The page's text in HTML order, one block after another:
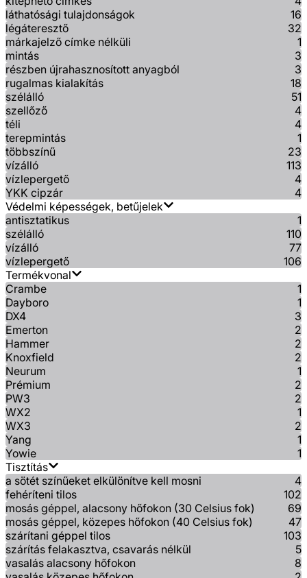
láthatósági tulajdonságok
16
légáteresztő
32
márkajelző címke nélküli
1
mintás
3
részben újrahasznosított anyagból
3
rugalmas kialakítás
18
szélálló
51
szellőző
4
téli
4
terepmintás
1
többszínű
23
vízálló
113
vízlepergető
4
YKK cipzár
4
Védelmi képességek, betűjelek
antisztatikus
1
szélálló
110
vízálló
77
vízlepergető
106
Termékvonal
Crambe
1
Dayboro
1
DX4
3
Emerton
2
Hammer
2
Knoxfield
2
Neurum
1
Prémium
2
PW3
2
WX2
1
WX3
2
Yang
1
Yowie
1
Tisztítás
a sötét színűeket elkülönítve kell mosni
4
fehéríteni tilos
102
mosás géppel, alacsony hőfokon (30 Celsius fok)
69
mosás géppel, közepes hőfokon (40 Celsius fok)
47
szárítani géppel tilos
103
szárítás felakasztva, csavarás nélkül
5
vasalás alacsony hőfokon
8